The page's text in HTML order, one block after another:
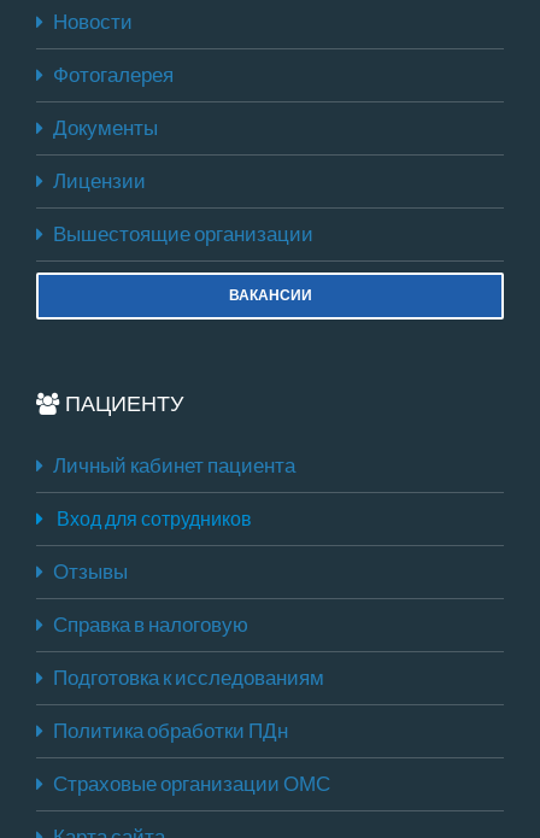
Новости
Фотогалерея
Документы
Лицензии
Вышестоящие организации
ВАКАНСИИ
ПАЦИЕНТУ
Личный кабинет пациента
Вход для сотрудников
Отзывы
Справка в налоговую
Подготовка к исследованиям
Политика обработки ПДн
Страховые организации ОМС